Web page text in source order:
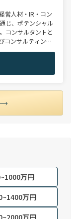
営人材・IR・コン
じ、ポテンシャル
コンサルタントと
コンサルティング
ャル層からミド
広くご支援可能。
万円
万円
万円